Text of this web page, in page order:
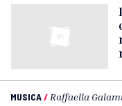
MUSICA/ Raffaella